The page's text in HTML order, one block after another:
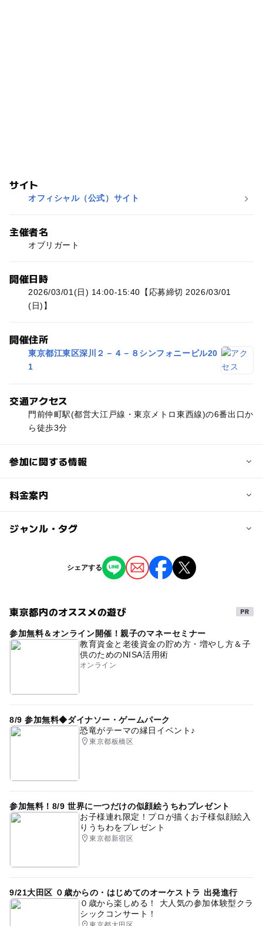
サイト
オフィシャル（公式）サイト
主催者名
オブリガート
開催日時
2026/03/01(日) 14:00-15:40【応募締切 2026/03/01
(日)】
開催住所
東京都江東区深川２－４－８シンフォニービル20
1
交通アクセス
門前仲町駅(都営大江戸線・東京メトロ東西線)の6番出口か
ら徒歩3分
参加に関する情報
定員
小さなサロン風のホールです。
予約/応募
最終応募締切 2026-3-1(日)
応募方法
このイベントの受付は終了しました。
料金案内
大人の料金
大人の料金詳細
ジャンル・タグ
ミニイベント
タグ
コンサート バイオリン ヴァイオリン
親子でたのしむ
シェアする
東京都内のオススメの遊び
参加無料＆オンライン開催！親子のマネーセミナー
教育資金と老後資金の貯め方・増やし方＆子
供のためのNISA活用術
オンライン
8/9 参加無料◆ダイナソー・ゲームパーク
恐竜がテーマの縁日イベント♪
東京都板橋区
参加無料！8/9 世界に一つだけの似顔絵うちわプレゼント
お子様連れ限定！プロが描くお子様似顔絵入
りうちわをプレゼント
東京都新宿区
9/21大田区 ０歳からの・はじめてのオーケストラ 出発進行
０歳から楽しめる！ 大人気の参加体験型クラ
シックコンサート！